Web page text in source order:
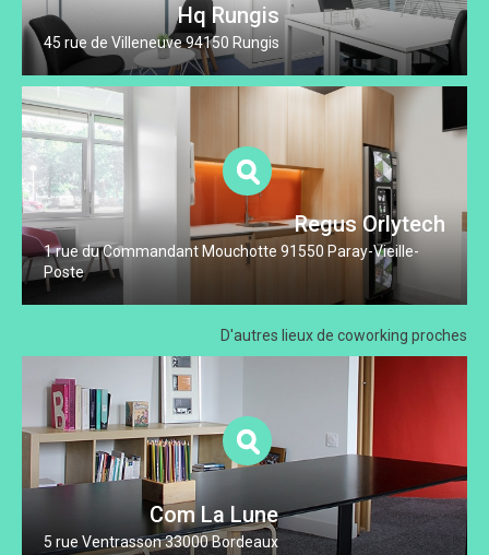
Hq Rungis
45 rue de Villeneuve 94150 Rungis
Regus Orlytech
1 rue du Commandant Mouchotte 91550 Paray-Vieille-
Poste
D'autres lieuxde coworking proches
Com La Lune
5 rue Ventrasson 33000 Bordeaux